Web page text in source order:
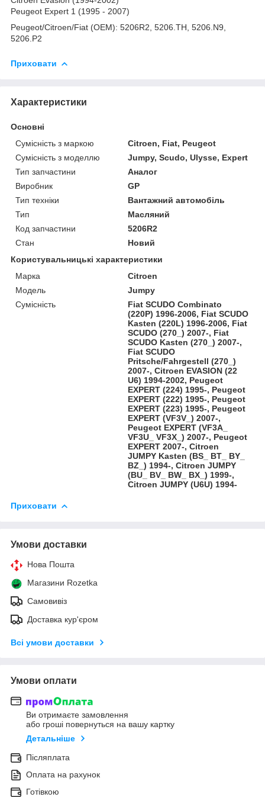
Peugeot Expert 1 (1995 - 2007)
Peugeot/Citroen/Fiat (OEM): 5206R2, 5206.TH, 5206.N9,
5206.P2
Приховати
Характеристики
Основні
Сумісність з маркою
Citroen, Fiat, Peugeot
Сумісність з моделлю
Jumpy, Scudo, Ulysse, Expert
Тип запчастини
Аналог
Виробник
GP
Тип техніки
Вантажний автомобіль
Тип
Масляний
Код запчастини
5206R2
Стан
Новий
Користувальницькі характеристики
Марка
Citroen
Модель
Jumpy
Сумісність
Fiat SCUDO Combinato
(220P) 1996-2006, Fiat SCUDO
Kasten (220L) 1996-2006, Fiat
SCUDO (270_) 2007-, Fiat
SCUDO Kasten (270_) 2007-,
Fiat SCUDO
Pritsche/Fahrgestell (270_)
2007-, Citroen EVASION (22
U6) 1994-2002, Peugeot
EXPERT (224) 1995-, Peugeot
EXPERT (222) 1995-, Peugeot
EXPERT (223) 1995-, Peugeot
EXPERT (VF3V_) 2007-,
Peugeot EXPERT (VF3A_
VF3U_ VF3X_) 2007-, Peugeot
EXPERT 2007-, Citroen
JUMPY Kasten (BS_ BT_ BY_
BZ_) 1994-, Citroen JUMPY
(BU_ BV_ BW_ BX_) 1999-,
Citroen JUMPY (U6U) 1994-
Приховати
Умови доставки
Нова Пошта
Магазини Rozetka
Самовивіз
Доставка кур'єром
Всі умови доставки
Умови оплати
Ви отримаєте замовлення
або гроші повернуться на вашу картку
Детальніше
Післяплата
Оплата на рахунок
Готівкою